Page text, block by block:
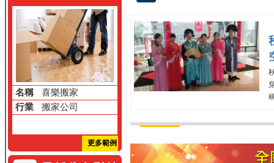
名稱
喜樂搬家
行業
搬家公司
更多範例
穿